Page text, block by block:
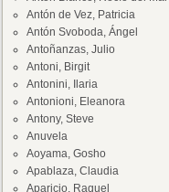
Antón de Vez, Patricia
Antón Svoboda, Ángel
Antoñanzas, Julio
Antoni, Birgit
Antonini, Ilaria
Antonioni, Eleanora
Antony, Steve
Anuvela
Aoyama, Gosho
Apablaza, Claudia
Aparicio, Raquel